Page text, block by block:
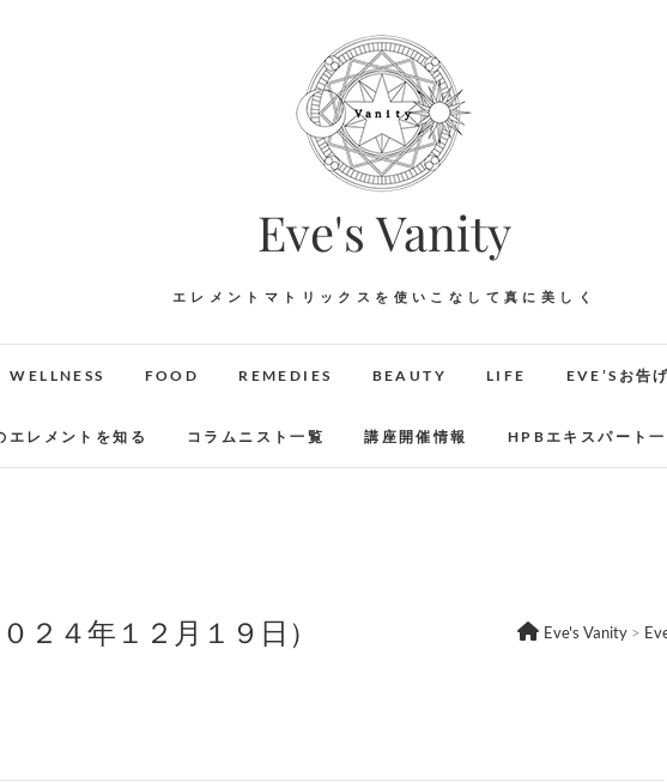
Eve's Vanity
エレメントマトリックスを使いこなして真に美しく
WELLNESS FOOD REMEDIES BEAUTY LIFE EVE’Sお告げ
エレメントを知る コラムニスト一覧 講座開催情報 HPBエキスパート一
２４年１２月１９日） Eve's Vanity >